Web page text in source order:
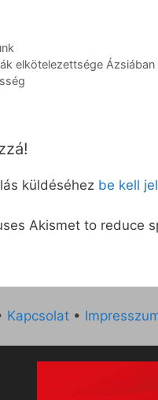
elkötelezettsége
küldéséhez be kell
Akismet to reduce
Kapcsolat •